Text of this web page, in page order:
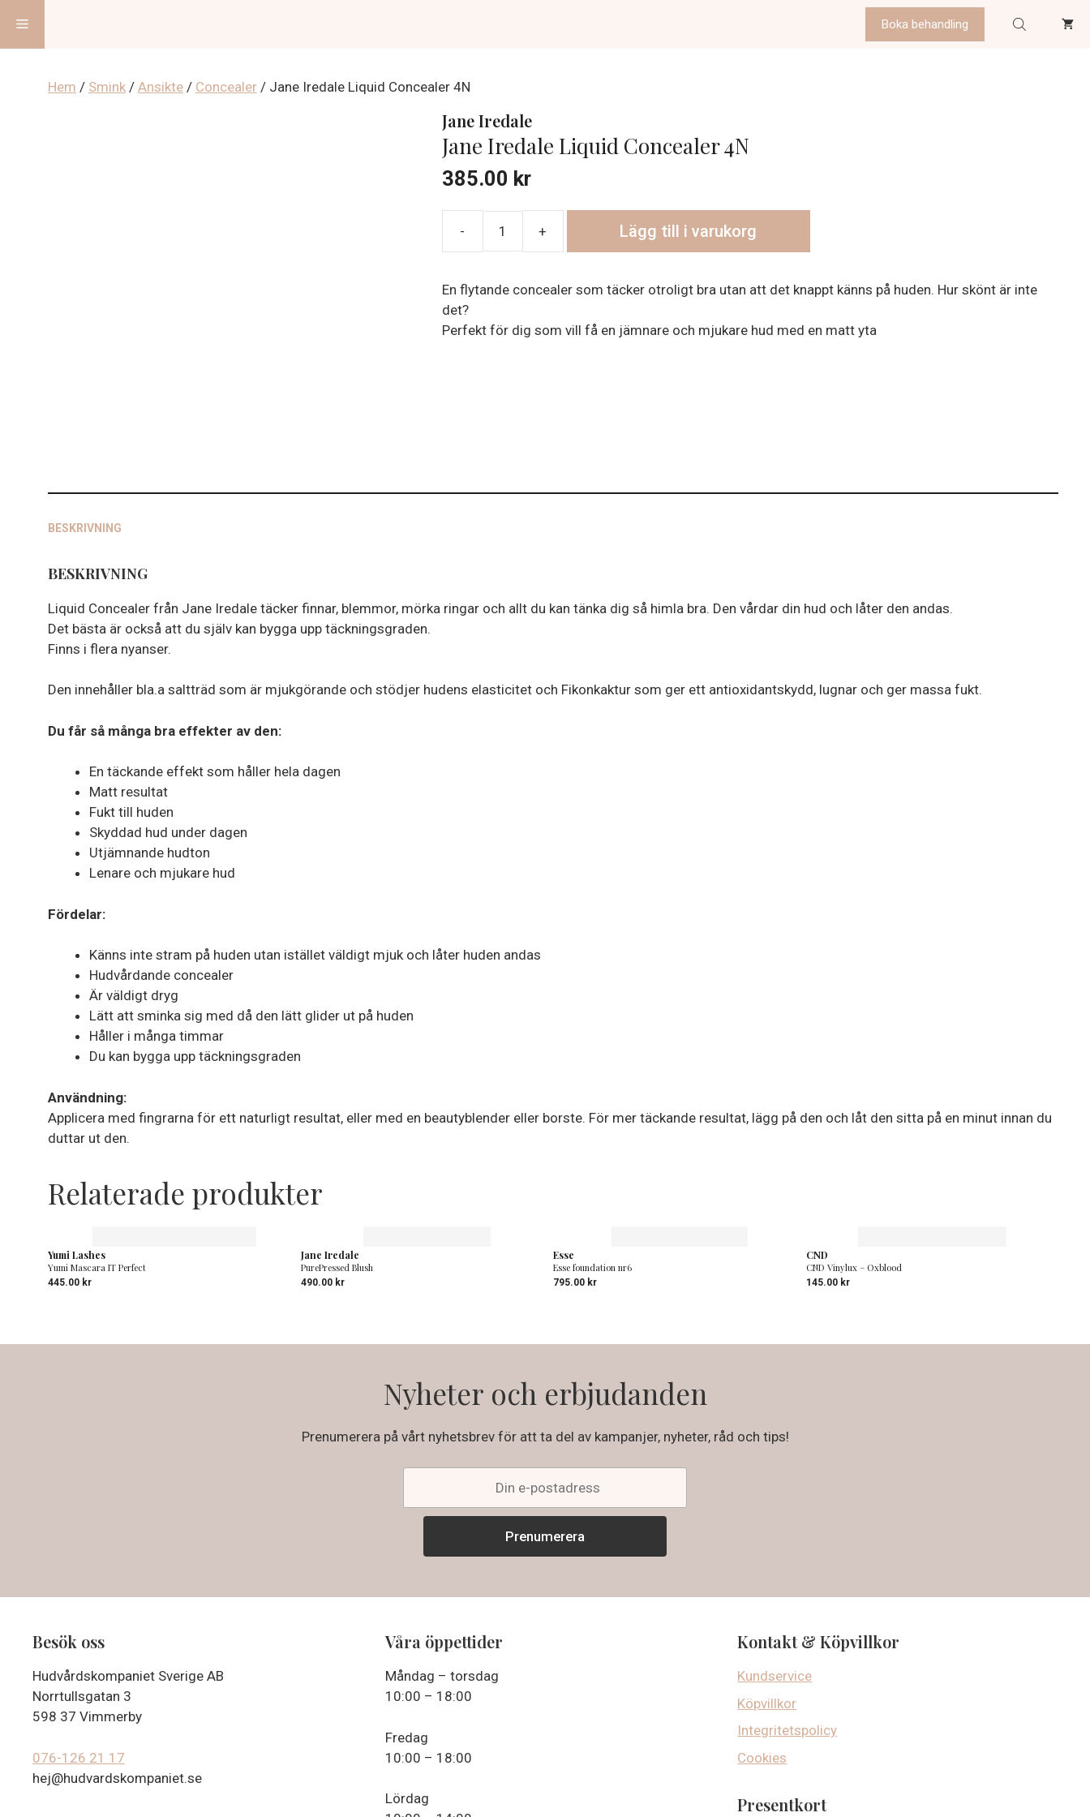
innehåll
Boka behandling
Meny
Hem / Smink / Ansikte / Concealer / Jane Iredale Liquid Concealer 4N
Jane Iredale
Jane Iredale Liquid Concealer 4N
385.00 kr
Liquid
Concealer
Lägg till i varukorg
En flytande concealer som täcker otroligt bra utan att det knappt känns på huden. Hur skönt är inte
det?
Perfekt för dig som vill få en jämnare och mjukare hud med en matt yta
BESKRIVNING
BESKRIVNING
Liquid Concealer från Jane Iredale täcker finnar, blemmor, mörka ringar och allt du kan tänka dig så himla bra. Den vårdar din hud och låter den andas.
Det bästa är också att du själv kan bygga upp täckningsgraden.
Finns i flera nyanser.
Den innehåller bla.a saltträd som är mjukgörande och stödjer hudens elasticitet och Fikonkaktur som ger ett antioxidantskydd, lugnar och ger massa fukt.
Du får så många bra effekter av den:
En täckande effekt som håller hela dagen
Matt resultat
Fukt till huden
Skyddad hud under dagen
Utjämnande hudton
Lenare och mjukare hud
Fördelar:
Känns inte stram på huden utan istället väldigt mjuk och låter huden andas
Hudvårdande concealer
Är väldigt dryg
Lätt att sminka sig med då den lätt glider ut på huden
Håller i många timmar
Du kan bygga upp täckningsgraden
Användning:
Applicera med fingrarna för ett naturligt resultat, eller med en beautyblender eller borste. För mer täckande resultat, lägg på den och låt den sitta på en minut innan du
duttar ut den.
Relaterade produkter
Yumi Lashes
Yumi Mascara IT Perfect
445.00 kr
Jane Iredale
PurePressed Blush
490.00 kr
Esse
Esse foundation nr6
795.00 kr
CND
CND Vinylux – Oxblood
145.00 kr
Nyheter och erbjudanden
Prenumerera på vårt nyhetsbrev för att ta del av kampanjer, nyheter, råd och tips!
Besök oss
Hudvårdskompaniet Sverige AB
Norrtullsgatan 3
598 37 Vimmerby
076-126 21 17
hej@hudvardskompaniet.se
Våra öppettider
Måndag – torsdag
10:00 – 18:00
Fredag
10:00 – 18:00
Lördag
Kontakt & Köpvillkor
Kundservice
Köpvillkor
Integritetspolicy
Cookies
Presentkort